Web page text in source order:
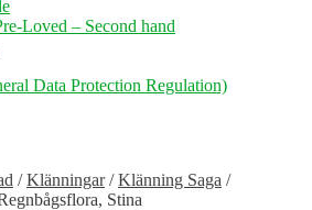
Loved – Second hand
Data Protection Regulation)
/Klänningar/Klänning Saga /
Stina